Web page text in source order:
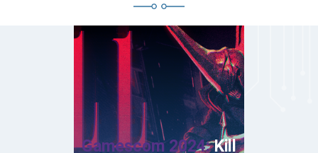
Gamescom 2024:Kill